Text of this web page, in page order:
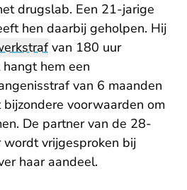
drugslab. Een 21-jarige
hen daarbij geholpen. Hij
van 180 uur
hem een
van 6 maanden
voorwaarden om
De partner van de 28-
vrijgesproken bij
haar aandeel.